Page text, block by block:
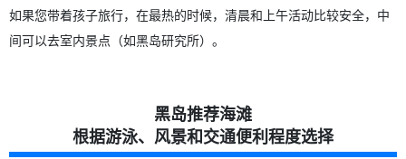
如果您带着孩子旅行，在最热的时候，清晨和上午活动比较安全，中
间可以去室内景点（如黑岛研究所）。
黑岛推荐海滩
根据游泳、风景和交通便利程度选择